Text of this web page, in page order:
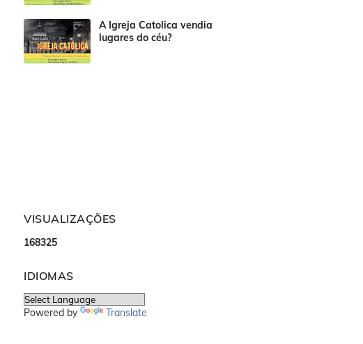
A Igreja Catolica vendia
lugares do céu?
VISUALIZAÇÕES
168325
IDIOMAS
Powered by Translate